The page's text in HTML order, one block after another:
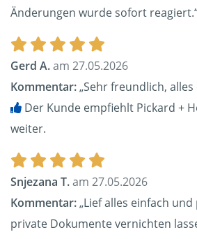
Änderungen wurde sofort
Gerd A.am 27.05.2026
Kommentar:„Sehr freundlich,
Der Kunde empfiehlt Pickard +
weiter.
Snjezana T.am 27.05.2026
Kommentar:„Lief alles einfach
private Dokumente vernichten